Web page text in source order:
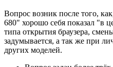
Вопрос возник после того,
680" хорошо себя показал "в
типа открытия браузера,
задумывается, а так же при
других моделей.